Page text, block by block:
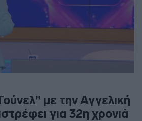
με την Αγγελική
για 32η χρονιά